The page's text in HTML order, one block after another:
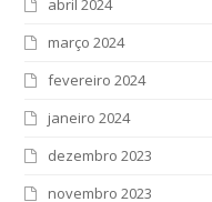
abril 2024
março 2024
fevereiro 2024
janeiro 2024
dezembro 2023
novembro 2023